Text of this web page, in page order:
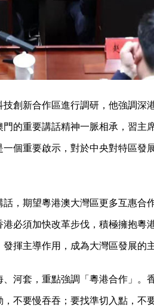
創新合作區進行調研，他強調
的重要講話精神一脈相承，習主
個重要啟示，對於中央對特區
，期望粵港澳大灣區更多互惠
必須加快改革步伐，積極擁抱粵
揮主導作用，成為大灣區發展的主
河套，重點強調「粵港合作」
不要慢吞吞；要找準切入點，不